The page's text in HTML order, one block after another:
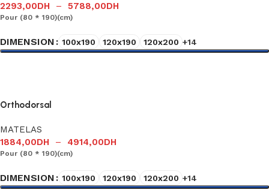
2293,00DH – 5788,00DH
Pour (80 * 190)(cm)
DIMENSION 100x190 120x190 120x200 +14
Orthodorsal
MATELAS
1884,00DH – 4914,00DH
Pour (80 * 190)(cm)
DIMENSION 100x190 120x190 120x200 +14